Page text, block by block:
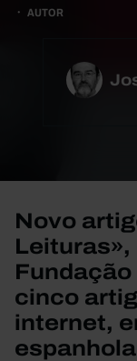
AUTOR
Novo
Leituras»,
cinco
internet,